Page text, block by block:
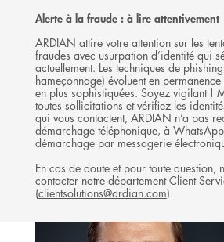
Alerte à la fraude : à lire attentivement
ARDIAN attire votre attention sur les
fraudes avec usurpation d’identité qui
actuellement. Les techniques de
hameçonnage) évoluent en
en plus sophistiquées. Soyez vigilant !
toutes sollicitations et vérifiez les
qui vous contactent, ARDIAN n’a pas
démarchage téléphonique, à
démarchage par messagerie
En cas de doute et pour toute question,
contacter notre département Client
(clientsolutions@ardian.com).
Follow
Ardian
on
X
Follow
Ardian
on
LinkedIn
Follow
Ardian
on
YouTube
Ardian
on
Jobs
on
LinkedIn
L'ÉQUIPE
RELATIONS INVESTISSEURS